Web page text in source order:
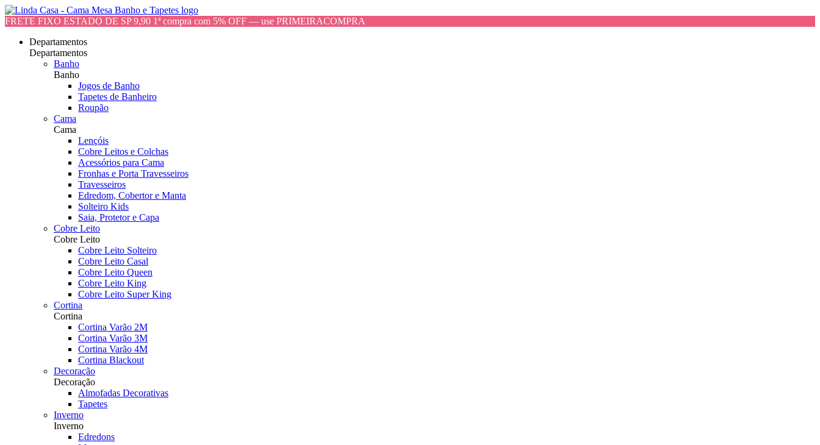
FRETE FIXO ESTADO DE SP 9,90 1ª compra com 5% OFF — use PRIMEIRACOMPRA
Departamentos
Departamentos
Banho
Banho
Jogos de Banho
Tapetes de Banheiro
Roupão
Cama
Cama
Lençóis
Cobre Leitos e Colchas
Acessórios para Cama
Fronhas e Porta Travesseiros
Travesseiros
Edredom, Cobertor e Manta
Solteiro Kids
Saia, Protetor e Capa
Cobre Leito
Cobre Leito
Cobre Leito Solteiro
Cobre Leito Casal
Cobre Leito Queen
Cobre Leito King
Cobre Leito Super King
Cortina
Cortina
Cortina Varão 2M
Cortina Varão 3M
Cortina Varão 4M
Cortina Blackout
Decoração
Decoração
Almofadas Decorativas
Tapetes
Inverno
Inverno
Edredons